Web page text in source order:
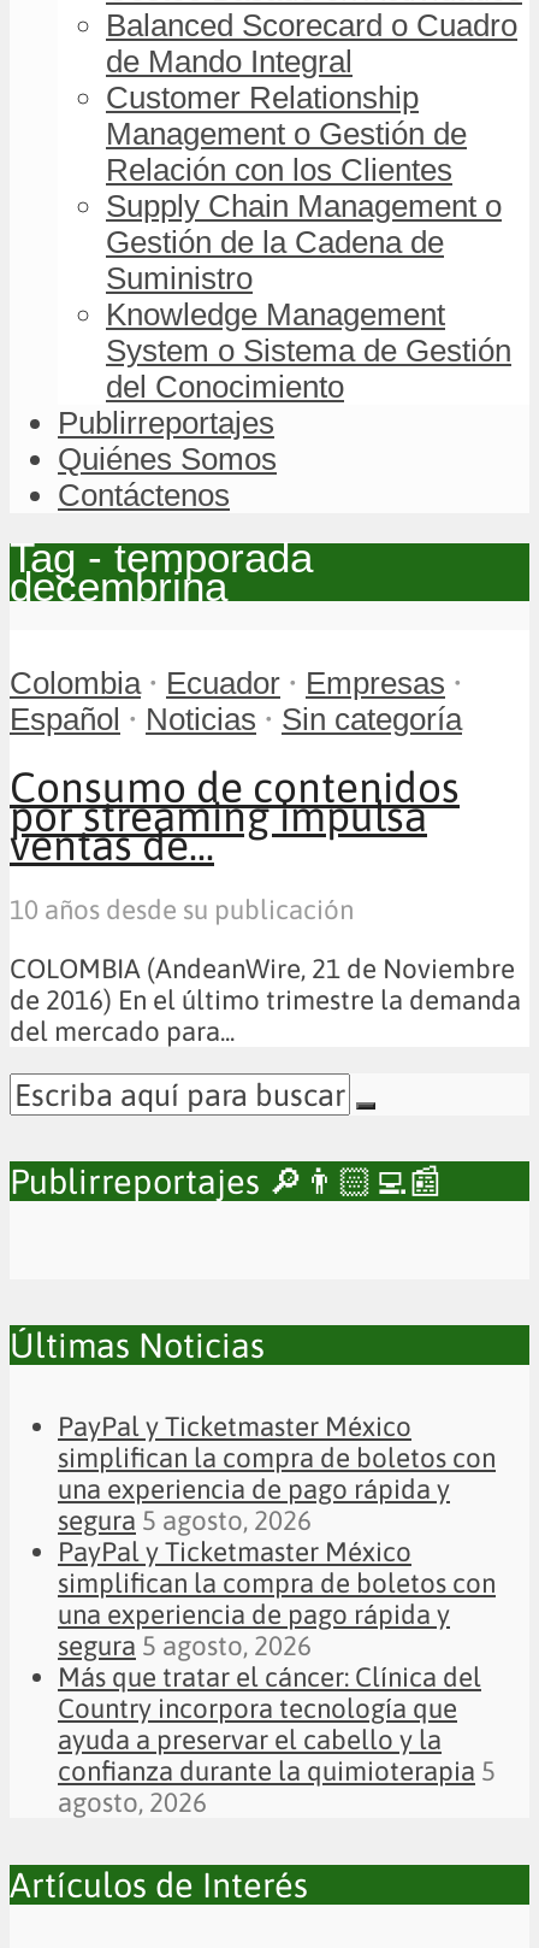
Balanced Scorecard o Cuadro
de Mando Integral
Customer Relationship
Management o Gestión de
Relación con los Clientes
Supply Chain Management o
Gestión de la Cadena de
Suministro
Knowledge Management
System o Sistema de Gestión
del Conocimiento
Publirreportajes
Quiénes Somos
Contáctenos
Tag - temporada
decembrina
Colombia • Ecuador • Empresas •
Español • Noticias • Sin categoría
Consumo de contenidos
por streaming impulsa
ventas de...
10 años desde su publicación
COLOMBIA (AndeanWire, 21 de Noviembre
de 2016) En el último trimestre la demanda
del mercado para...
Publirreportajes 🔎👨🏻‍💻📰
Últimas Noticias
PayPal y Ticketmaster México
simplifican la compra de boletos con
una experiencia de pago rápida y
segura 5 agosto, 2026
PayPal y Ticketmaster México
simplifican la compra de boletos con
una experiencia de pago rápida y
segura 5 agosto, 2026
Más que tratar el cáncer: Clínica del
Country incorpora tecnología que
ayuda a preservar el cabello y la
confianza durante la quimioterapia 5
agosto, 2026
Artículos de Interés